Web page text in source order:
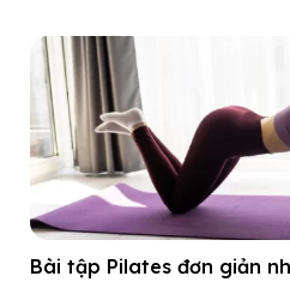
Bài tập Pilates đơn giản